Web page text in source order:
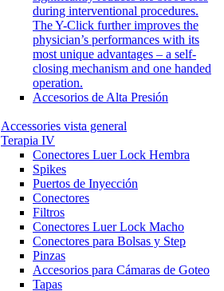
during interventional procedures.
The Y-Click further improves the
physician’s performances with its
most unique advantages – a self-
closing mechanism and one handed
operation.
Accesorios de Alta Presión
Accessories vista general
Terapia IV
Conectores Luer Lock Hembra
Spikes
Puertos de Inyección
Conectores
Filtros
Conectores Luer Lock Macho
Conectores para Bolsas y Step
Pinzas
Accesorios para Cámaras de Goteo
Tapas